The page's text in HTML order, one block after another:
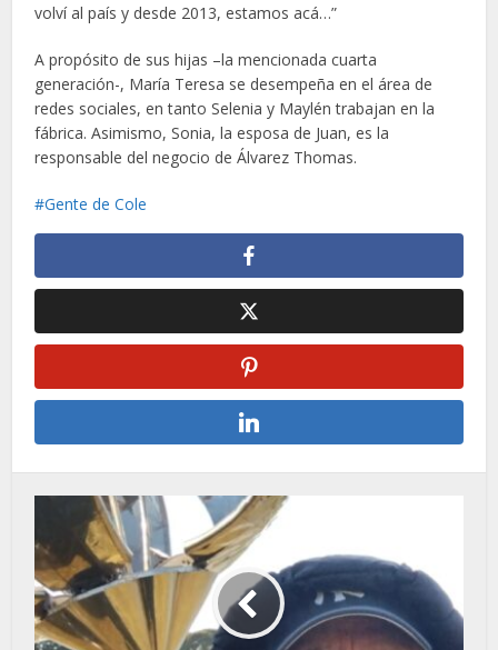
volví al país y desde 2013, estamos acá…”
A propósito de sus hijas –la mencionada cuarta
generación-, María Teresa se desempeña en el área de
redes sociales, en tanto Selenia y Maylén trabajan en la
fábrica. Asimismo, Sonia, la esposa de Juan, es la
responsable del negocio de Álvarez Thomas.
Gente de Cole